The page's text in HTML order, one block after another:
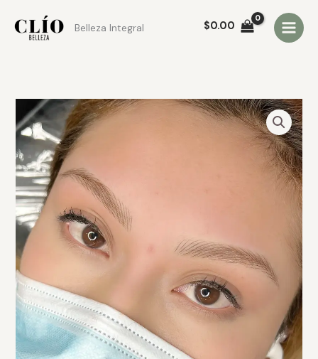
contenido
Belleza Integral $0.00
Anticipo
Micropigmentación
cantidad